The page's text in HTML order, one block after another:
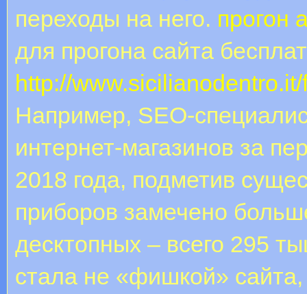
переходы на него. прогон
для прогона сайта
http://
Например, SEO-
интернет-магазинов за
2018 года, подметив
приборов замечено
десктопных – всего 295
стала не «фишкой»